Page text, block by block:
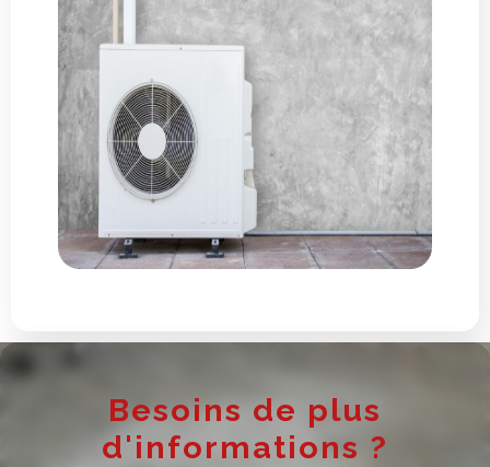
Besoins de plus
d'informations ?